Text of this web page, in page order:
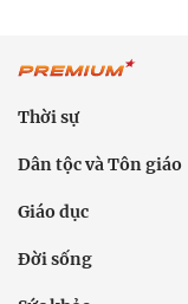
Thời sự
Dân tộc và Tôn giáo
Giáo dục
Đời sống